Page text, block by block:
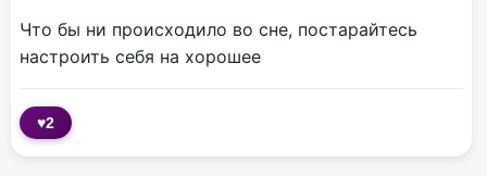
Что бы ни происходило во сне, постарайтесь
настроить себя на хорошее
♥2